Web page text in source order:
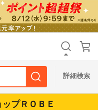
詳細検索
プＲＯＢＥ